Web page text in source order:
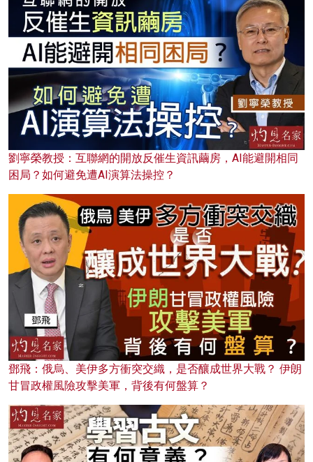
劉寧榮教授：互聯網的開放反催生資訊繭房，AI能避開相同
困局？如何避免遭AI演算法操控？
鄧飛：俄烏、美伊多方衝突交織，是否釀成世界大戰？ 伊朗
甘冒政權風險攻擊美軍，背後有何盤算？